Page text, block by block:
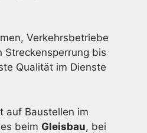
Verkehrsbetriebe
Streckensperrung bis
Qualität im Dienste
auf Baustellen im
beim Gleisbau, bei